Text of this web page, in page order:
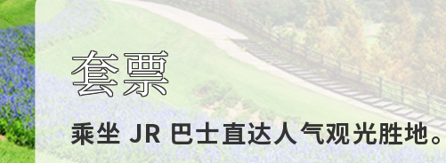
套票
乘坐 JR 巴士直达人气观光胜地。